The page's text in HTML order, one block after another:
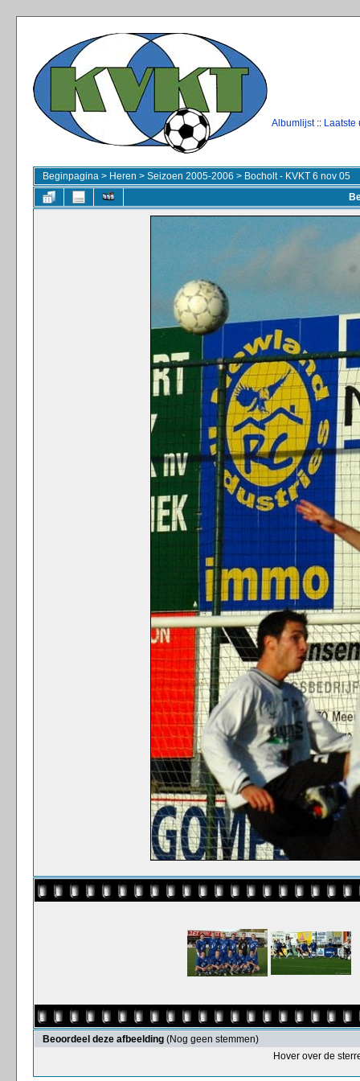
Albumlijst:: Laatste
Beginpagina > Heren > Seizoen 2005-2006 > Bocholt - KVKT 6 nov 05
Beoordeel deze afbeelding (Nog geen stemmen)
Hover over de